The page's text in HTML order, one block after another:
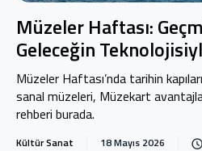
Müzeler Haftası:
Geleceğin
Müzeler Haftası’nda tarihin
sanal müzeleri, Müzekart
rehberi burada.
Kültür Sanat 18 Mayıs 2026